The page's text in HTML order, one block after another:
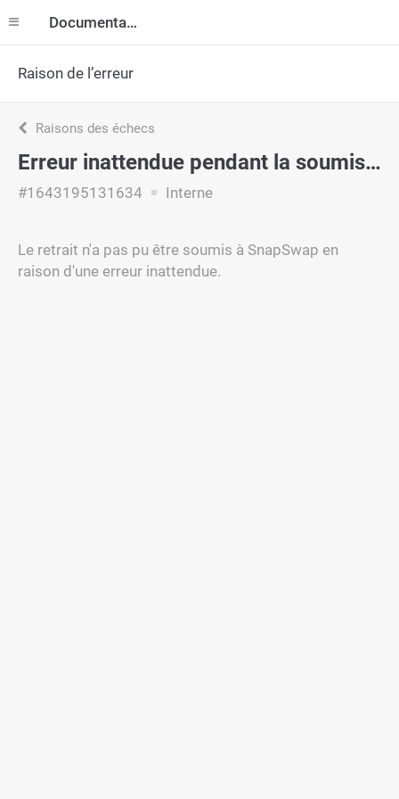
Documentation
Raison de l’erreur
Raisons des échecs
Erreur inattendue pendant la soumission
#1643195131634 Interne
Le retrait n'a pas pu être soumis à SnapSwap en
raison d'une erreur inattendue.